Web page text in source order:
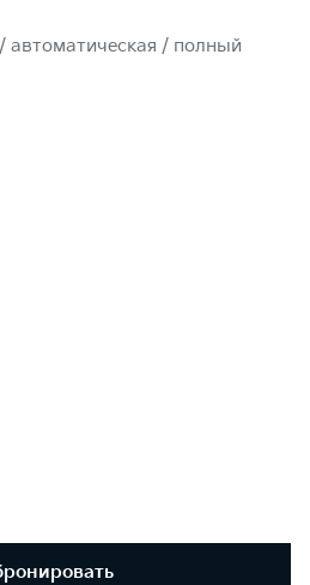
автоматическая / полный